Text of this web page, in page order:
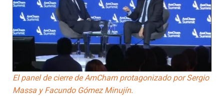
El panel de cierre de AmCham protagonizado por Sergio
Massa y Facundo Gómez Minujín.